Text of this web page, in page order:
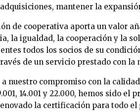
mantener la
de cooperativa aporta un valor
la igualdad, la cooperación y la
todos los socios de su
de un servicio prestado con la
a nuestro compromiso con la
14.001 y 22.000, hemos sido
la certificación para todo el